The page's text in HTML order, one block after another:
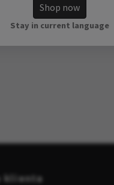
klienta
Shop now
Stay in current language